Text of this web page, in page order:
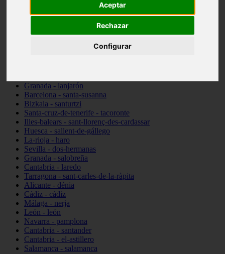
Aceptar
Rechazar
Configurar
Madrid - nuevo-baztán
Granada - lanjarón
Barcelona - santa-susanna
Bizkaia - santurtzi
Santa-cruz-de-tenerife - tacoronte
Illes-balears - sant-llorenç-des-cardassar
Huesca - sallent-de-gállego
La-rioja - haro
Sevilla - dos-hermanas
Granada - salobreña
Cantabria - laredo
Tarragona - sant-carles-de-la-ràpita
Alicante - dénia
Cádiz - cádiz
Málaga - nerja
León - león
Navarra - pamplona
Cantabria - santander
Cantabria - el-astillero
Salamanca - salamanca